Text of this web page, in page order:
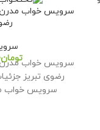
سرویس خواب مدرن
تومان
سرویس خواب مدرن
رضوی تبریز
سرویس خواب